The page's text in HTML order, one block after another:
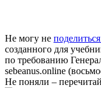
Не могу не
созданного для
по требованию
sebeanus.online
Не поняли –